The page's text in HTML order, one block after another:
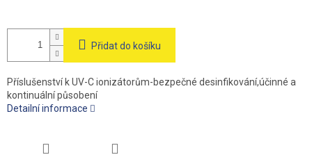
Přidat do košíku
Příslušenství k UV-C ionizátorům-bezpečné desinfikování,účinné a
kontinuální působení
Detailní informace